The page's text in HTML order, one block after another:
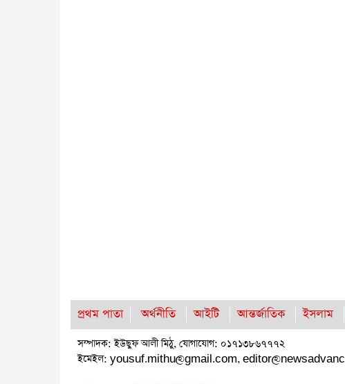
প্রথম পাতা অর্থনীতি আইটি আন্তর্জাতিক ইসলাম
সম্পাদক: ইউছুফ আলী মিঠু, যোগাযোগ: ০১৭১৩৮৬৭৭৭২
ইমেইল: yousuf.mithu@gmail.com,